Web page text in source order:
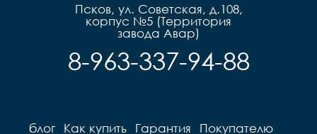
Псков, ул. Советская, д.108,
корпус №5 (Территория
завода Авар)
8-963-337-94-88
блог Как купить Гарантия Покупателю